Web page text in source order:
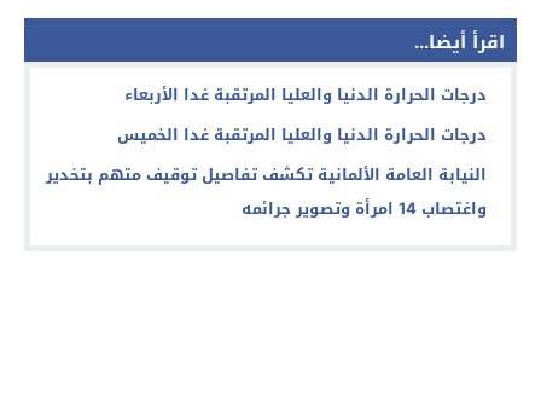
اقرأ أيضا...
درجات الحرارة الدنيا والعليا المرتقبة غدا الأربعاء
درجات الحرارة الدنيا والعليا المرتقبة غدا الخميس
النيابة العامة الألمانية تكشف تفاصيل توقيف متهم بتخدير
واغتصاب 14 امرأة وتصوير جرائمه